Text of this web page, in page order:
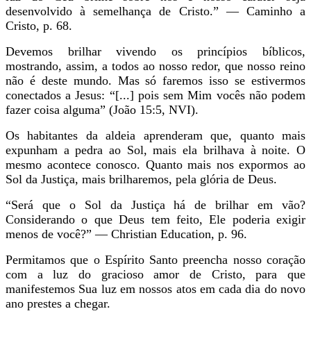
desenvolvido à semelhança de Cristo.” — Caminho a
Cristo, p. 68.
Devemos brilhar vivendo os princípios bíblicos,
mostrando, assim, a todos ao nosso redor, que nosso reino
não é deste mundo. Mas só faremos isso se estivermos
conectados a Jesus: “[...] pois sem Mim vocês não podem
fazer coisa alguma” (João 15:5, NVI).
Os habitantes da aldeia aprenderam que, quanto mais
expunham a pedra ao Sol, mais ela brilhava à noite. O
mesmo acontece conosco. Quanto mais nos expormos ao
Sol da Justiça, mais brilharemos, pela glória de Deus.
“Será que o Sol da Justiça há de brilhar em vão?
Considerando o que Deus tem feito, Ele poderia exigir
menos de você?” — Christian Education, p. 96.
Permitamos que o Espírito Santo preencha nosso coração
com a luz do gracioso amor de Cristo, para que
manifestemos Sua luz em nossos atos em cada dia do novo
ano prestes a chegar.